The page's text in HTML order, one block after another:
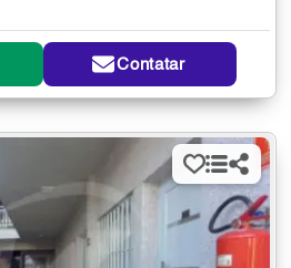
Contatar